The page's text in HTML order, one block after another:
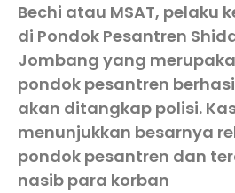
Bechi atau MSAT, pelaku
di Pondok Pesantren
Jombang yang
pondok pesantren
akan ditangkap polisi.
menunjukkan besarnya
pondok pesantren dan
nasib para korban